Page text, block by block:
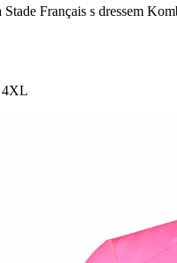
Stade Français s dressem
4XL